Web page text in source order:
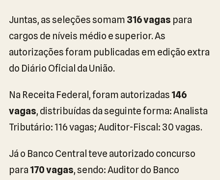
Juntas, as seleções somam 316 vagas para
cargos de níveis médio e superior. As
autorizações foram publicadas em edição extra
do Diário Oficial da União.
Na Receita Federal, foram autorizadas 146
vagas, distribuídas da seguinte forma: Analista
Tributário: 116 vagas; Auditor-Fiscal: 30 vagas.
Já o Banco Central teve autorizado concurso
para 170 vagas, sendo: Auditor do Banco